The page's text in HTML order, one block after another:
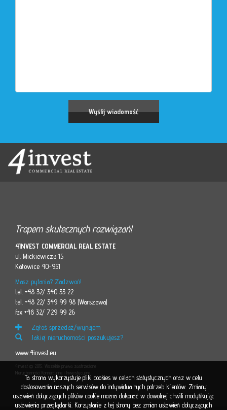
Tropem skutecznych rozwiązań!
4INVEST COMMERCIAL REAL ESTATE
ul. Mickiewicza 15
Katowice 40-951
Masz pytania? Zadzwoń!
tel. +48 32/ 340 33 22
tel. +48 22/ 349 99 98 (Warszawa)
fax +48 32/ 729 99 26
Zgłoś sprzedaż/wynajem
Jakiej nieruchomości poszukujesz?
www.4invest.eu
4invest © 2015. Wszelkie prawa zastrzeżone
Nieruchomości Komercyjne i Inwestycyjne
Ta strona wykorzystuje pliki cookies w celach statystycznych oraz w celu
dostosowania naszych serwisów do indywidualnych potrzeb klientów. Zmiany
ustawień dotyczących plików cookie można dokonać w dowolnej chwili modyfikując
ustawienia przeglądarki. Korzystanie z tej strony bez zmian ustawień dotyczących